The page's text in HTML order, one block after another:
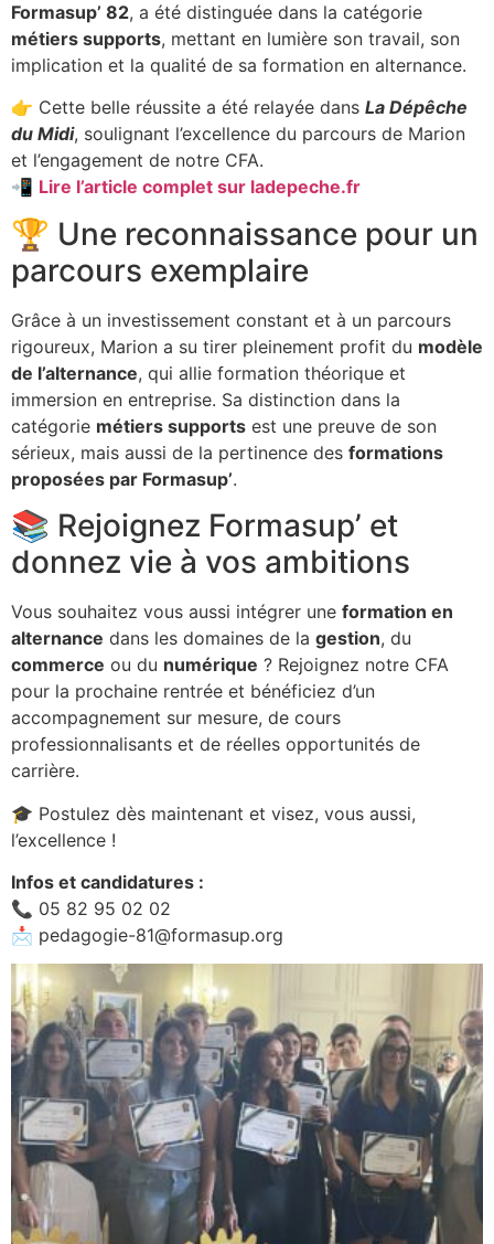
Formasup’ 82, a été distinguée dans la catégorie
métiers supports, mettant en lumière son travail, son
implication et la qualité de sa formation en alternance.
👉 Cette belle réussite a été relayée dans La Dépêche
du Midi, soulignant l’excellence du parcours de Marion
et l’engagement de notre CFA.
📲 Lire l’article complet sur ladepeche.fr
🏆 Une reconnaissance pour un
parcours exemplaire
Grâce à un investissement constant et à un parcours
rigoureux, Marion a su tirer pleinement profit du modèle
de l’alternance, qui allie formation théorique et
immersion en entreprise. Sa distinction dans la
catégorie métiers supports est une preuve de son
sérieux, mais aussi de la pertinence des formations
proposées par Formasup’.
📚 Rejoignez Formasup’ et
donnez vie à vos ambitions
Vous souhaitez vous aussi intégrer une formation en
alternance dans les domaines de la gestion, du
commerce ou du numérique ? Rejoignez notre CFA
pour la prochaine rentrée et bénéficiez d’un
accompagnement sur mesure, de cours
professionnalisants et de réelles opportunités de
carrière.
🎓 Postulez dès maintenant et visez, vous aussi,
l’excellence !
Infos et candidatures :
📞 05 82 95 02 02
📩 pedagogie-81@formasup.org